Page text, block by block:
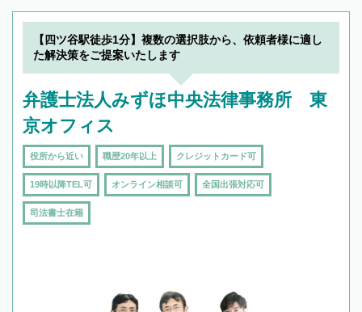
【四ツ谷駅徒歩1分】複数の選択肢から、依頼者様に適し
た解決策をご提案いたします
弁護士法人みずほ中央法律事務所 東
京オフィス
役所から近い 職歴20年以上 クレジットカード可
19時以降TEL可 オンライン相談可 全国出張対応可
司法書士在籍